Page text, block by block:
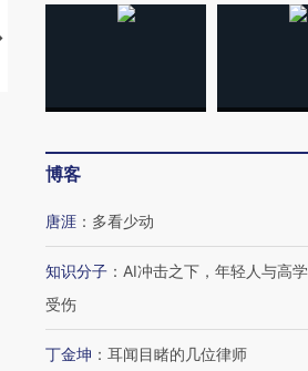
【推广】走进第四届链博
博客
唐涯 ： 多看少动
知识分子 ： AI冲击之下，年轻人与高
受伤
丁金坤 ： 耳闻目睹的几位律师